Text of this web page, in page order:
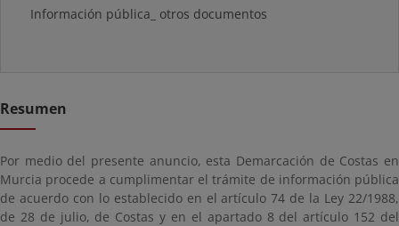
Información pública_ otros documentos
Resumen
Por medio del presente anuncio, esta Demarcación de Costas en
Murcia procede a cumplimentar el trámite de información pública
de acuerdo con lo establecido en el artículo 74 de la Ley 22/1988,
de 28 de julio, de Costas y en el apartado 8 del artículo 152 del